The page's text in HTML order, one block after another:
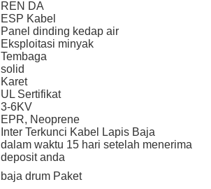
REN DA
ESP Kabel
Panel dinding kedap air
Eksploitasi minyak
Tembaga
solid
Karet
UL Sertifikat
3-6KV
EPR, Neoprene
Inter Terkunci Kabel Lapis Baja
dalam waktu 15 hari setelah menerima
deposit anda
baja drum Paket